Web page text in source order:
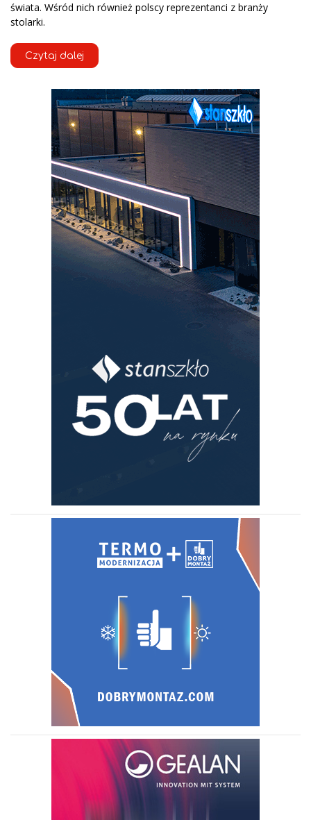
świata. Wśród nich również polscy reprezentanci z branży
stolarki.
Czytaj dalej